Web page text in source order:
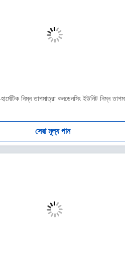
নিম্ন তাপমাত্রা কনডেনসিং ইউনিট নিম্ন
সেরা মূল্য পান